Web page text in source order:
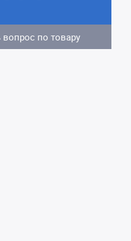
вопрос по товару